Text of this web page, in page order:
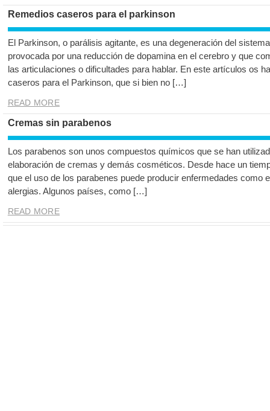
Remedios caseros para el parkinson
El Parkinson, o parálisis agitante, es una degeneración del
provocada por una reducción de dopamina en el cerebro y que
las articulaciones o dificultades para hablar. En este artículos os
caseros para el Parkinson, que si bien no […]
READ MORE
Cremas sin parabenos
Los parabenos son unos compuestos químicos que se han
elaboración de cremas y demás cosméticos. Desde hace un
que el uso de los parabenes puede producir enfermedades como
alergias. Algunos países, como […]
READ MORE